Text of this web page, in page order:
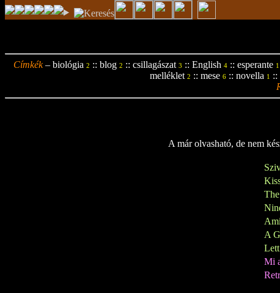
Címkék– biológia 2 :: blog 2 :: csillagászat 3 :: English 4:: esperante 1
melléklet 2 :: mese 6 :: novella 1 ::
A már olvasható, de nem
A
Mi